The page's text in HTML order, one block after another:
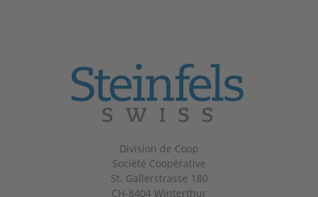
Division de Coop
Société Coopérative
St. Gallerstrasse 180
CH-8404 Winterthur